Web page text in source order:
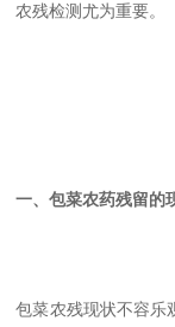
农残检测尤为重要。
一、包菜农药残留的
包菜农残现状不容乐